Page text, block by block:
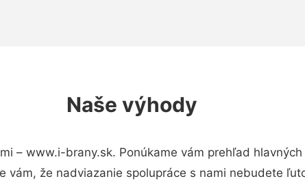
Naše výhody
– www.i-brany.sk. Ponúkame vám prehľad
vám, že nadviazanie spolupráce s nami nebudete